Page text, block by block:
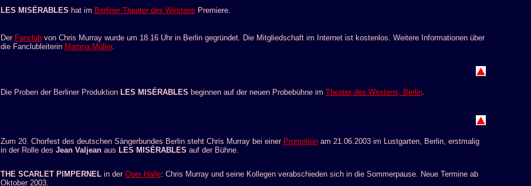
LES MISÉRABLES hat im Berliner Theater des Westens Premiere.
Der Fanclubvon Chris Murray wurde um 18.16 Uhr in Berlin gegründet. Die Mitgliedschaft im Internet ist kostenlos. Weitere Informationen über
die Fanclubleiterin Martina Müller.
Die Proben der Berliner Produktion LES MISÉRABLES beginnen auf der neuen Probebühne im Theater des Westens, Berlin.
Zum 20. Chorfest des deutschen Sängerbundes Berlin steht Chris Murray bei einer Promotionam 21.06.2003 im Lustgarten, Berlin, erstmalig
in der Rolle des Jean Valjeanaus LES MISÉRABLES auf der Bühne.
THE SCARLET PIMPERNELin der Oper Halle: Chris Murray und seine Kollegen verabschieden sich in die Sommerpause. Neue Termine ab
Oktober 2003.